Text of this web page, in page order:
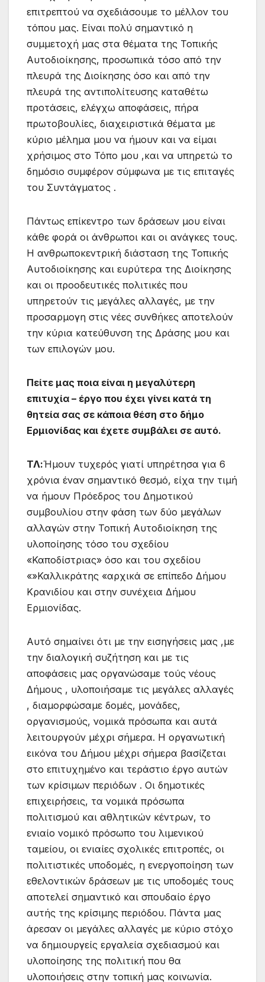
επιτρεπτού να σχεδιάσουμε το μέλλον του
τόπου μας. Είναι πολύ σημαντικό η
συμμετοχή μας στα θέματα της Τοπικής
Αυτοδιοίκησης, προσωπικά τόσο από την
πλευρά της Διοίκησης όσο και από την
πλευρά της αντιπολίτευσης καταθέτω
προτάσεις, ελέγχω αποφάσεις, πήρα
πρωτοβουλίες, διαχειριστικά θέματα με
κύριο μέλημα μου να ήμουν και να είμαι
χρήσιμος στο Τόπο μου ,και να υπηρετώ το
δημόσιο συμφέρον σύμφωνα με τις επιταγές
του Συντάγματος .
Πάντως επίκεντρο των δράσεων μου είναι
κάθε φορά οι άνθρωποι και οι ανάγκες τους.
Η ανθρωποκεντρική διάσταση της Τοπικής
Αυτοδιοίκησης και ευρύτερα της Διοίκησης
και οι προοδευτικές πολιτικές που
υπηρετούν τις μεγάλες αλλαγές, με την
προσαρμογη στις νέες συνθήκες αποτελούν
την κύρια κατεύθυνση της Δράσης μου και
των επιλογών μου.
Πείτε μας ποια είναι η μεγαλύτερη
επιτυχία – έργο που έχει γίνει κατά τη
θητεία σας σε κάποια θέση στο δήμο
Ερμιονίδας και έχετε συμβάλει σε αυτό.
ΤΛ:Ήμουν τυχερός γιατί υπηρέτησα για 6
χρόνια έναν σημαντικό θεσμό, είχα την τιμή
να ήμουν Πρόεδρος του Δημοτικού
συμβουλίου στην φάση των δύο μεγάλων
αλλαγών στην Τοπική Αυτοδιοίκηση της
υλοποίησης τόσο του σχεδίου
«Καποδίστριας» όσο και του σχεδίου
«»Καλλικράτης «αρχικά σε επίπεδο Δήμου
Κρανιδίου και στην συνέχεια Δήμου
Ερμιονίδας.
Αυτό σημαίνει ότι με την εισηγήσεις μας ,με
την διαλογική συζήτηση και με τις
αποφάσεις μας οργανώσαμε τούς νέους
Δήμους , υλοποιήσαμε τις μεγάλες αλλαγές
, διαμορφώσαμε δομές, μονάδες,
οργανισμούς, νομικά πρόσωπα και αυτά
λειτουργούν μέχρι σήμερα. Η οργανωτική
εικόνα του Δήμου μέχρι σήμερα βασίζεται
στο επιτυχημένο και τεράστιο έργο αυτών
των κρίσιμων περιόδων . Οι δημοτικές
επιχειρήσεις, τα νομικά πρόσωπα
πολιτισμού και αθλητικών κέντρων, το
ενιαίο νομικό πρόσωπο του λιμενικού
ταμείου, οι ενιαίες σχολικές επιτροπές, οι
πολιτιστικές υποδομές, η ενεργοποίηση των
εθελοντικών δράσεων με τις υποδομές τους
αποτελεί σημαντικό και σπουδαίο έργο
αυτής της κρίσιμης περιόδου. Πάντα μας
άρεσαν οι μεγάλες αλλαγές με κύριο στόχο
να δημιουργείς εργαλεία σχεδιασμού και
υλοποίησης της πολιτική που θα
υλοποιήσεις στην τοπική μας κοινωνία.